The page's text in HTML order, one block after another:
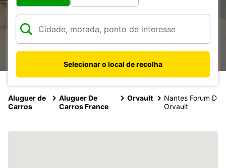
Selecionar o local de recolha
Aluguer de
Carros
Aluguer De
Carros France
Orvault
Nantes Forum D
Orvault